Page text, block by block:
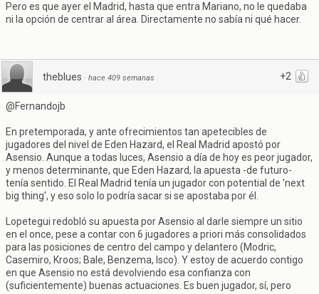
Pero es que ayer el Madrid, hasta que entra Mariano, no le quedaba
ni la opción de centrar al área. Directamente no sabía ni qué hacer.
+2
theblues · hace 409 semanas
@Fernandojb
En pretemporada, y ante ofrecimientos tan apetecibles de
jugadores del nivel de Eden Hazard, el Real Madrid apostó por
Asensio. Aunque a todas luces, Asensio a día de hoy es peor jugador,
y menos determinante, que Eden Hazard, la apuesta -de futuro-
tenía sentido. El Real Madrid tenía un jugador con potential de 'next
big thing', y eso solo lo podría sacar si se apostaba por él.
Lopetegui redobló su apuesta por Asensio al darle siempre un sitio
en el once, pese a contar con 6 jugadores a priori más consolidados
para las posiciones de centro del campo y delantero (Modric,
Casemiro, Kroos; Bale, Benzema, Isco). Y estoy de acuerdo contigo
en que Asensio no está devolviendo esa confianza con
(suficientemente) buenas actuaciones. Es buen jugador, sí, pero